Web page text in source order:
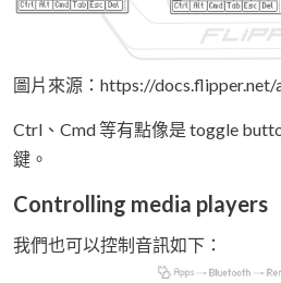
圖片來源：https://docs.flipper.net/
Ctrl、Cmd 等有點像是 toggle
鍵。
Controlling media players
我們也可以控制音訊如下：